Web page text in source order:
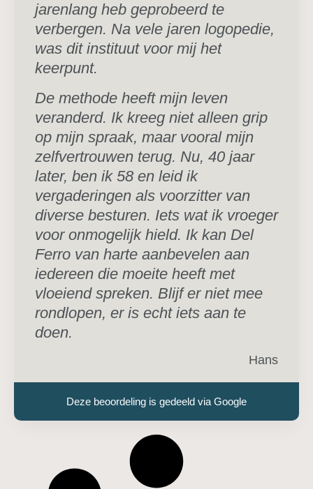
jarenlang heb geprobeerd te
verbergen. Na vele jaren logopedie,
was dit instituut voor mij het
keerpunt.
De methode heeft mijn leven
veranderd. Ik kreeg niet alleen grip
op mijn spraak, maar vooral mijn
zelfvertrouwen terug. Nu, 40 jaar
later, ben ik 58 en leid ik
vergaderingen als voorzitter van
diverse besturen. Iets wat ik vroeger
voor onmogelijk hield. Ik kan Del
Ferro van harte aanbevelen aan
iedereen die moeite heeft met
vloeiend spreken. Blijf er niet mee
rondlopen, er is echt iets aan te
doen.
Hans
Deze beoordeling is gedeeld via Google